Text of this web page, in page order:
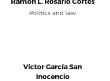
Politics and law
Víctor García San
Inocencio